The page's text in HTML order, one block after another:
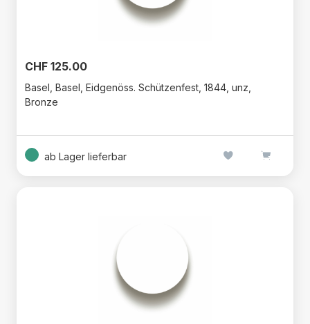
CHF 125.00
Basel, Basel, Eidgenöss. Schützenfest, 1844, unz,
Bronze
ab Lager lieferbar